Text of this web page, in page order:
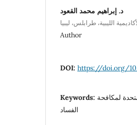
د. إبراهيم محمد القعود
الليبية، طرابلس، ليبيا
Author
DOI: https://doi.org/
Keywords: لمكافحة
الفساد